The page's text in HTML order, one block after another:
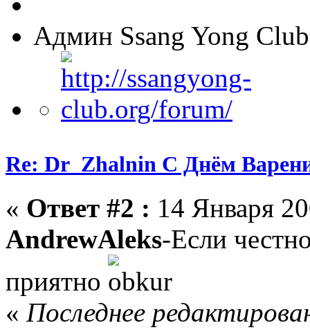
Админ Ssang Yong
Re: Dr_Zhalnin С Днём
« Ответ #2 : 14 Января
AndrewAleks-Если
приятно
« Последнее